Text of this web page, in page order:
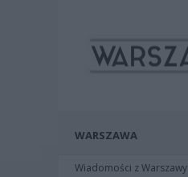
WARSZAWA
Wiadomości z Warszawy